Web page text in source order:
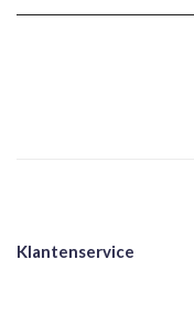
Klantenservice